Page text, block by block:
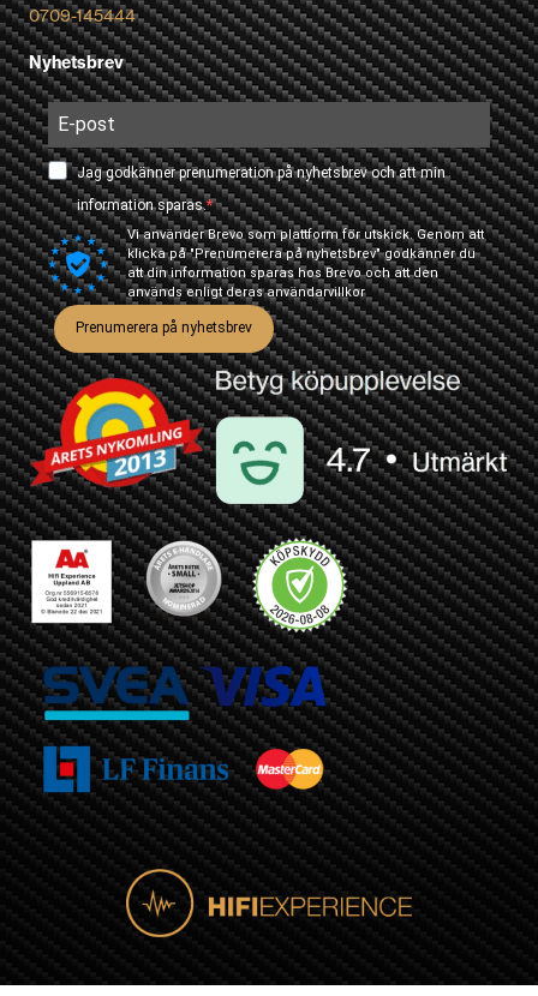
0709-145444
Nyhetsbrev
Jag godkänner prenumeration på nyhetsbrev och att min
information sparas.
Vi använder Brevo som plattform för utskick. Genom att
klicka på "Prenumerera på nyhetsbrev" godkänner du
att din information sparas hos Brevo och att den
används enligt derasanvändarvillkor
Prenumerera på nyhetsbrev